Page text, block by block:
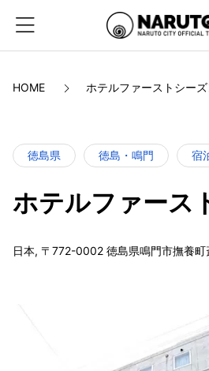
HOME ホテルファーストシーズ
徳島県 徳島・鳴門 宿
ホテルファース
日本, 〒772-0002 徳島県鳴門市撫養